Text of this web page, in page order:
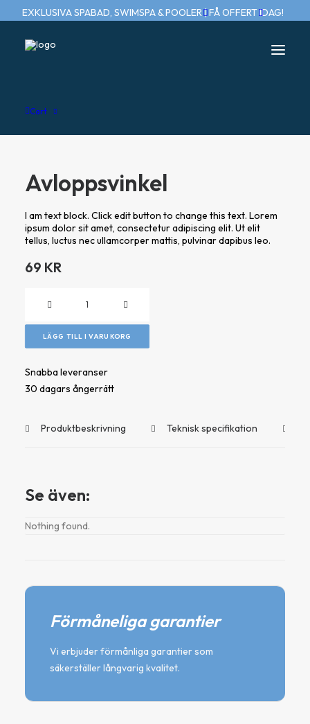
EXKLUSIVA SPABAD, SWIMSPA & POOLER | FÅ OFFERT IDAG!
Cart
Home
Avloppsvinkel
I am text block. Click edit button to change this text. Lorem
ipsum dolor sit amet, consectetur adipiscing elit. Ut elit
tellus, luctus nec ullamcorper mattis, pulvinar dapibus leo.
69 KR
LÄGG TILL I VARUKORG
Snabba leveranser
30 dagars ångerrätt
Produktbeskrivning Teknisk specifikation
Se även:
Nothing found.
Förmåneliga garantier
Vi erbjuder förmånliga garantier som
säkerställer långvarig kvalitet.